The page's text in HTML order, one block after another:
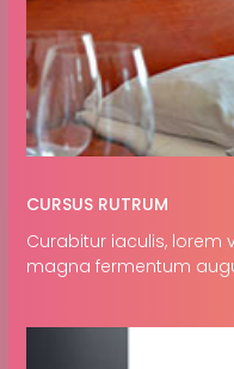
CURSUS RUTRUM
Curabitur iaculis, lorem
magna fermentum